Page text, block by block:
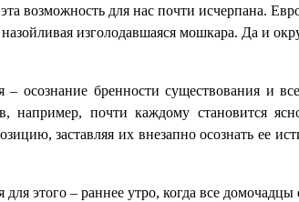
возможность для нас почти исчерпана.
изголодавшаяся мошкара. Да и
– осознание бренности существования и
почти каждому становится
заставляя их внезапно осознать ее
этого – раннее утро, когда все